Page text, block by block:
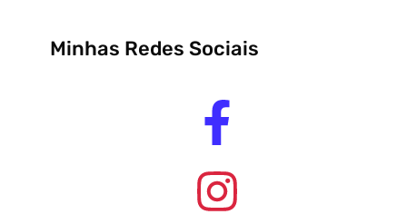
Minhas Redes Sociais